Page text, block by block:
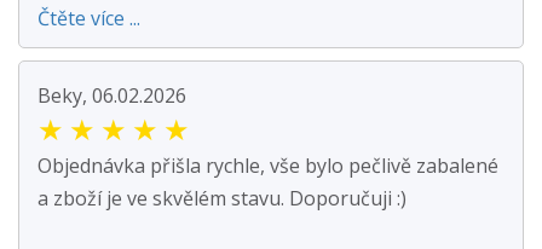
Čtěte více ...
Beky, 06.02.2026
★ ★ ★ ★ ★
Objednávka přišla rychle, vše bylo pečlivě zabalené
a zboží je ve skvělém stavu. Doporučuji :)